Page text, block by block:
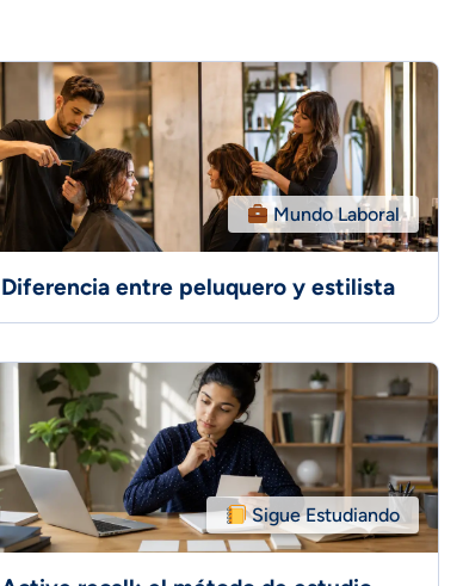
Mundo Laboral
Diferencia entre peluquero y estilista
Sigue Estudiando